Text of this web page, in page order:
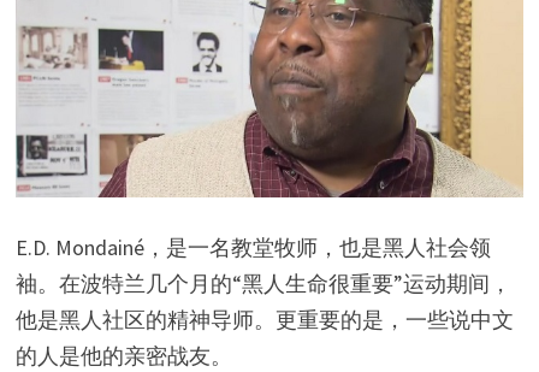
E.D. Mondainé，是一名教堂牧师，也是黑人社会领
袖。在波特兰几个月的“黑人生命很重要”运动期间，
他是黑人社区的精神导师。更重要的是，一些说中文
的人是他的亲密战友。